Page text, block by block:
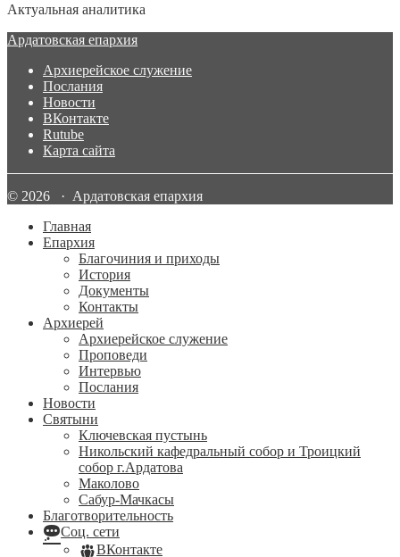
Актуальная аналитика
Ардатовская епархия
Архиерейское служение
Послания
Новости
ВКонтакте
Rutube
Карта сайта
© 2026 · Ардатовская епархия
Главная
Епархия
Благочиния и приходы
История
Документы
Контакты
Архиерей
Архиерейское служение
Проповеди
Интервью
Послания
Новости
Святыни
Ключевская пустынь
Никольский кафедральный собор и Троицкий
собор г.Ардатова
Маколово
Сабур-Мачкасы
Благотворительность
Соц. сети
ВКонтакте